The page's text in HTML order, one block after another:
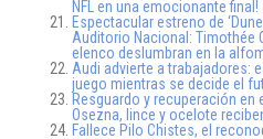
NFL en una emocionante final!
Espectacular estreno de
Auditorio Nacional: Timothée
elenco deslumbran en la
Audi advierte a trabajadores:
juego mientras se decide el
Resguardo y recuperación
Osezna, lince y ocelote
Fallece Pilo Chistes, el